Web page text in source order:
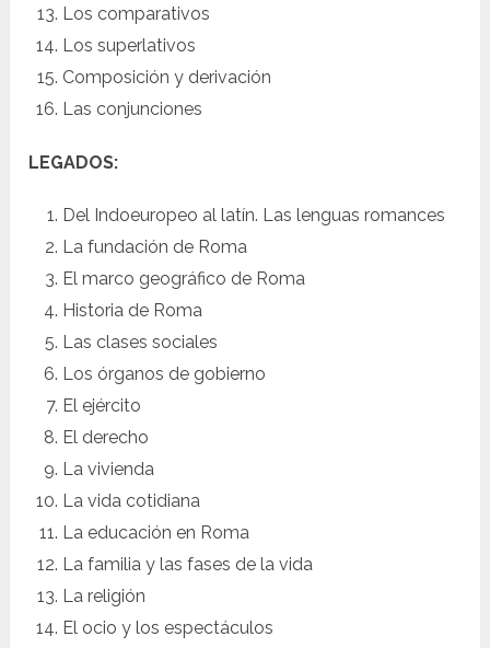
Los comparativos
Los superlativos
Composición y derivación
Las conjunciones
LEGADOS:
Del Indoeuropeo al latín. Las lenguas romances
La fundación de Roma
El marco geográfico de Roma
Historia de Roma
Las clases sociales
Los órganos de gobierno
El ejército
El derecho
La vivienda
La vida cotidiana
La educación en Roma
La familia y las fases de la vida
La religión
El ocio y los espectáculos